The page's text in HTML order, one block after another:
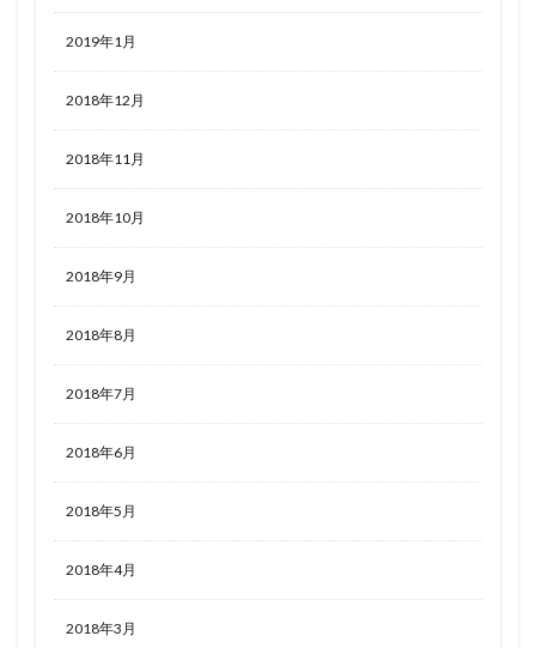
2019年1月
2018年12月
2018年11月
2018年10月
2018年9月
2018年8月
2018年7月
2018年6月
2018年5月
2018年4月
2018年3月